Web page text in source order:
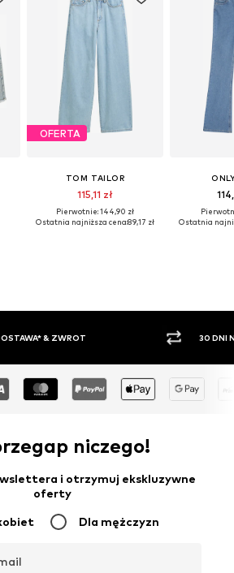
OFERTA
TOM TAILOR
115,11 zł
Pierwotnie: 144,90 zł
Ostatnia najniższa cena:89,17 zł
Ostatnia
30 DNI NA ZWROT TOWARU
niczego!
i otrzymuj ekskluzywne
oferty
Dla mężczyzn